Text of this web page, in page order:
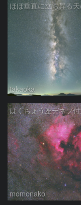
takaoka
momonako